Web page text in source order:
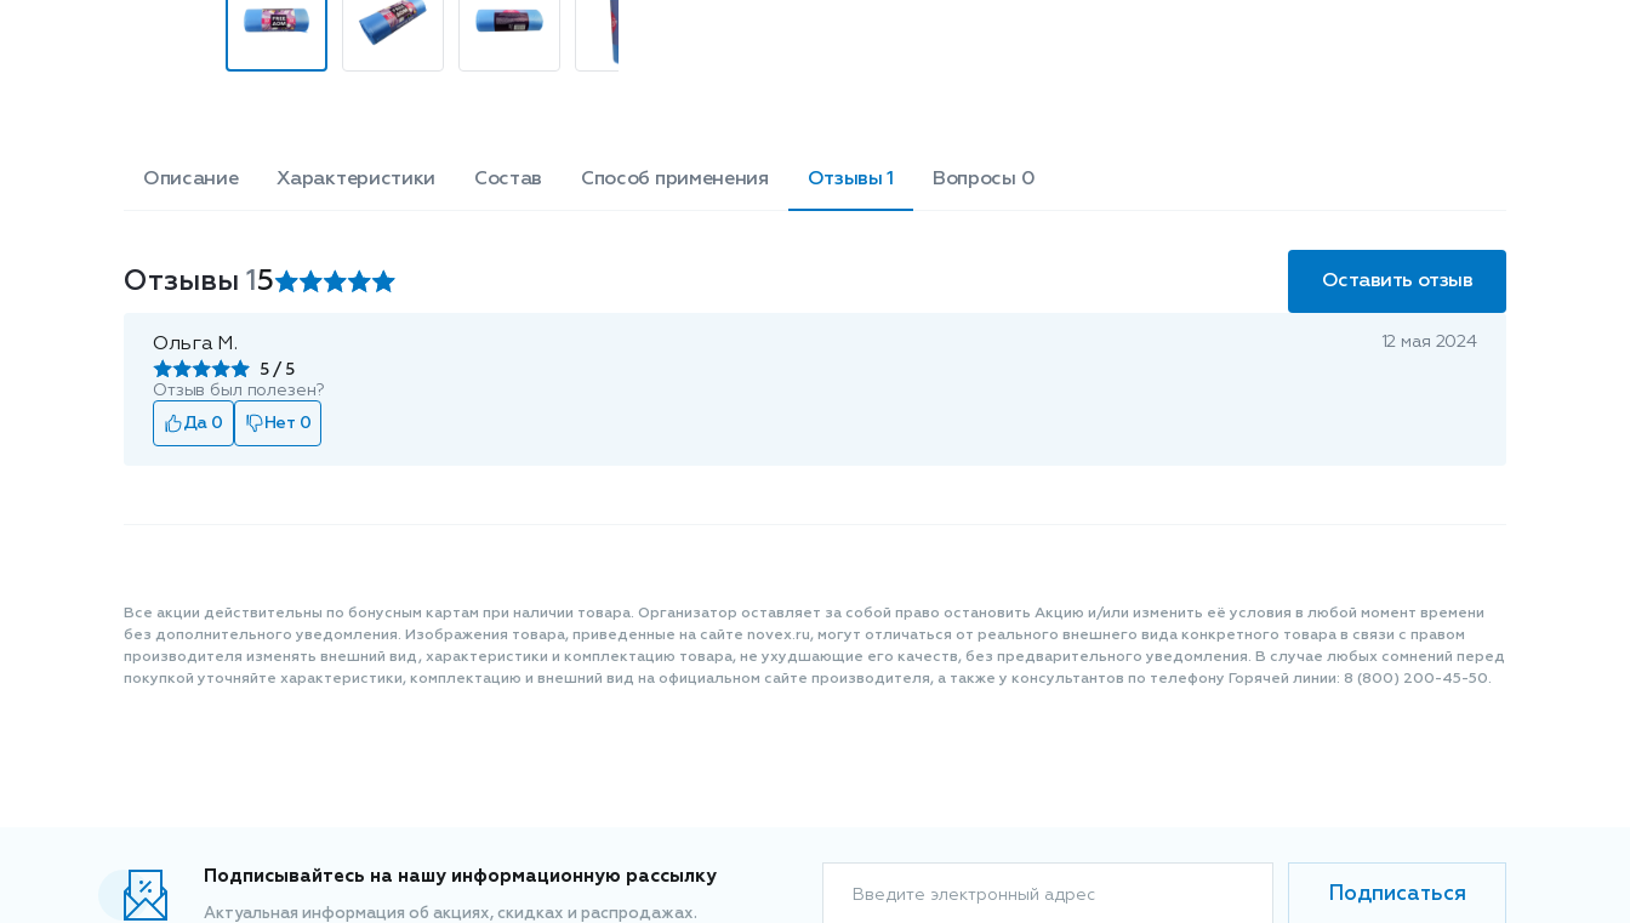
Описание Характеристики Состав Способ применения Отзывы 1 Вопросы 0
Отзывы 1 5 Оставить отзыв
Ольга М.
5
12 мая 2024
Отзыв был полезен?
Да 0
Нет 0
Все акции действительны по бонусным картам при наличии товара. Организатор оставляет за собой право остановить Акцию и/или изменить её условия в любой момент времени
без дополнительного уведомления. Изображения товара, приведенные на сайте novex.ru, могут отличаться от реального внешнего вида конкретного товара в связи с правом
производителя изменять внешний вид, характеристики и комплектацию товара, не ухудшающие его качеств, без предварительного уведомления. В случае любых сомнений перед
покупкой уточняйте характеристики, комплектацию и внешний вид на официальном сайте производителя, а также у консультантов по телефону Горячей линии: 8 (800) 200-45-50.
Подписывайтесь на нашу информационную рассылку
Актуальная информация об акциях, скидках и распродажах.
Введите электронный адрес Подписаться